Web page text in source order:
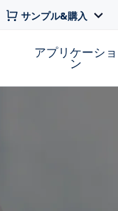
サンプル&購入
アプリケーショ
ン